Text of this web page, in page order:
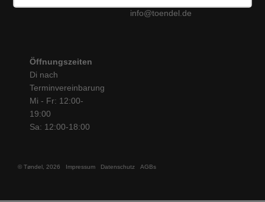
info@toendel.de
Öffnungszeiten
Di nach
Terminvereinbarung
Mi - Fr: 12:00-
19:00
Sa: 12:00-18:00
© Tøndel, 2026 Impressum Datenschutz AGBs